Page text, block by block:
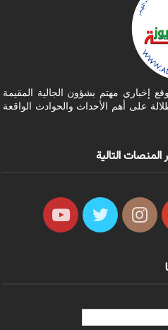
إخباري مهتم بشؤون الجالية المقيمة
على أهم الأحداث والحوادث الواقعة
المنصات التالية